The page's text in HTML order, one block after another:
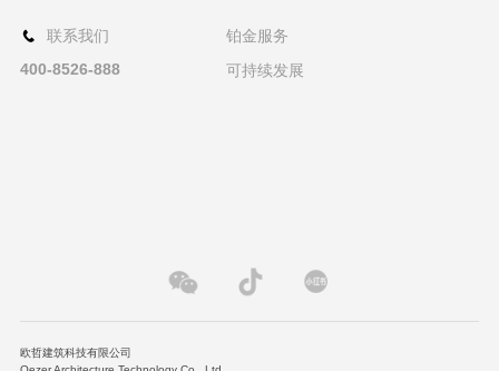
联系我们
400-8526-888
铂金服务
可持续发展
欧哲建筑科技有限公司